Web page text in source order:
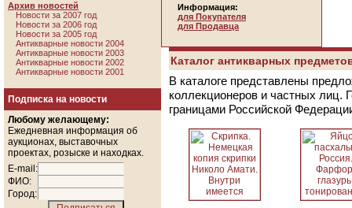
Архив новостей
Новости за 2007 год
Новости за 2006 год
Новости за 2005 год
Антикварные новости 2004
Антикварные новости 2003
Антикварные новости 2002
Антикварные новости 2001
Подписка на новости
Любому желающему:
Ежедневная информация об
аукционах, выставочных
проектах, розыске и находках.
E-mail:
ФИО:
Город:
Информация:
для Покупателя
для Продавца
Каталог антикварных
В каталоге представлены
коллекционеров и частных лиц.
границами Российской